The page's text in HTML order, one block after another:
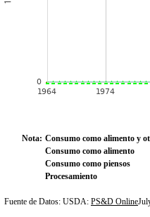
Nota: Consumo como alimento y
Consumo como alimento
Consumo como piensos
Procesamiento
Fuente de Datos: USDA: PS&D Online